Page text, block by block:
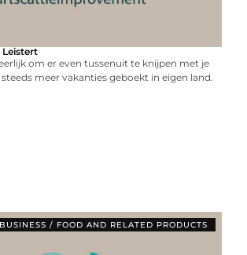
Leistert
om er even tussenuit te knijpen met je
meer vakanties geboekt in eigen land.
BUSINESS / FOOD AND RELATED PRODUCTS